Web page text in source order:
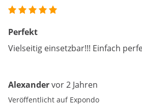
Perfekt
Vielseitig einsetzbar!!! Einfach
Alexandervor 2 Jahren
Veröffentlicht auf Expondo